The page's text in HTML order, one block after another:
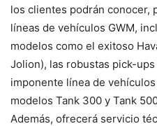
los clientes podrán conocer,
líneas de vehículos GWM,
modelos como el exitoso
Jolion), las robustas pick-
imponente línea de
modelos Tank 300 y Tank
Además, ofrecerá servicio